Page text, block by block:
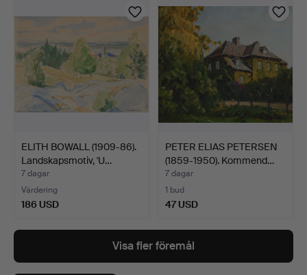
ELITH BOWALL (1909-86).
Landskapsmotiv, 'U…
7 dagar
Värdering
186 USD
PETER ELIAS PETERSEN
(1859-1950). Kommend…
7 dagar
1 bud
47 USD
Visa fler föremål